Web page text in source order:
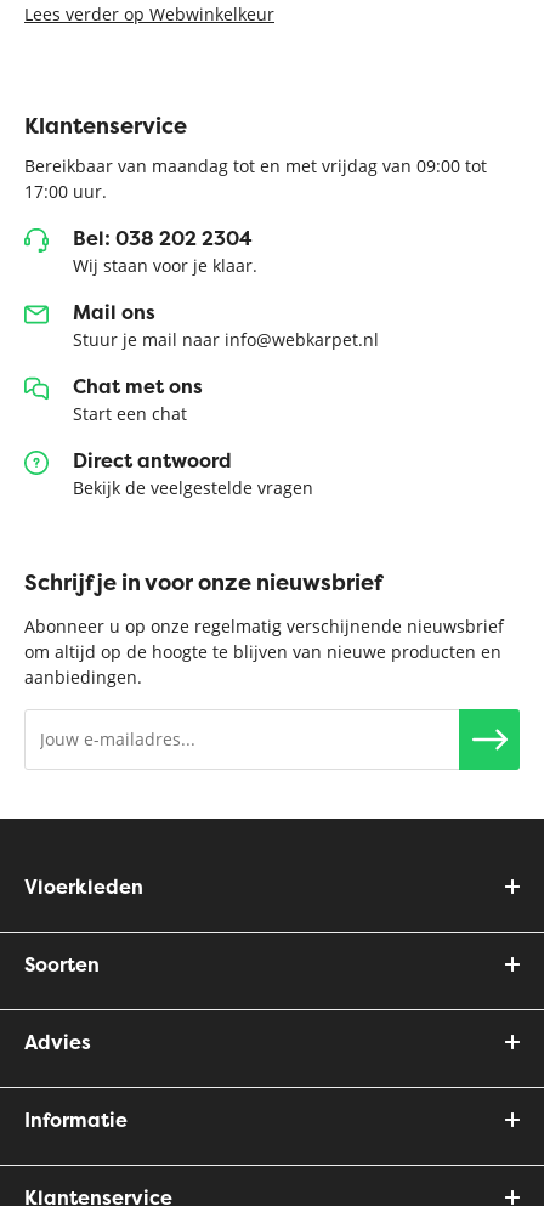
Lees verder op Webwinkelkeur
Klantenservice
Bereikbaar van maandag tot en met vrijdag van 09:00 tot
17:00 uur.
Bel: 038 202 2304
Wij staan voor je klaar.
Mail ons
Stuur je mail naar info@webkarpet.nl
Chat met ons
Start een chat
Direct antwoord
Bekijk de veelgestelde vragen
Schrijf je in voor onze nieuwsbrief
Abonneer u op onze regelmatig verschijnende nieuwsbrief
om altijd op de hoogte te blijven van nieuwe producten en
aanbiedingen.
Vloerkleden
Soorten
Advies
Informatie
Klantenservice